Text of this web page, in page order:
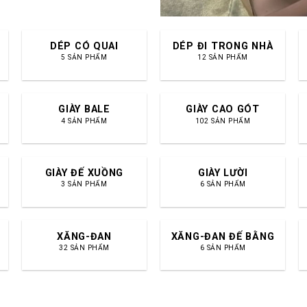
DÉP CÓ QUAI
5 SẢN PHẨM
DÉP ĐI TRONG NHÀ
12 SẢN PHẨM
GIÀY BALE
4 SẢN PHẨM
GIÀY CAO GÓT
102 SẢN PHẨM
GIÀY ĐẾ XUỒNG
3 SẢN PHẨM
GIÀY LƯỜI
6 SẢN PHẨM
XĂNG-ĐAN
32 SẢN PHẨM
XĂNG-ĐAN ĐẾ BẰNG
6 SẢN PHẨM